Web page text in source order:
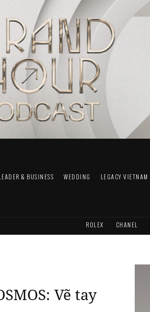
& BUSINESS WEDDING LEGACY VIETNAM
ROLEX CHANEL
Vẽ tay